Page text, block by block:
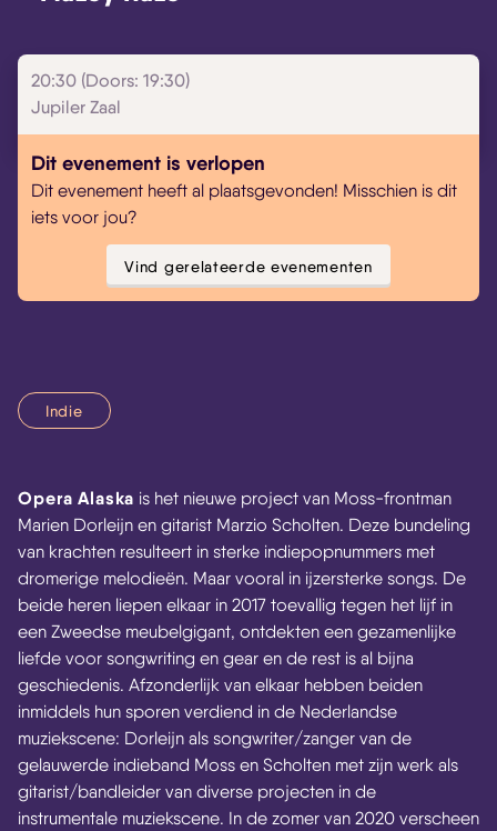
20:30 (Doors: 19:30)
Jupiler Zaal
Dit evenement is verlopen
Dit evenement heeft al plaatsgevonden! Misschien is dit
iets voor jou?
Vind gerelateerde evenementen
Indie
Opera Alaska is het nieuwe project van Moss-frontman
Marien Dorleijn en gitarist Marzio Scholten. Deze bundeling
van krachten resulteert in sterke indiepopnummers met
dromerige melodieën. Maar vooral in ijzersterke songs. De
beide heren liepen elkaar in 2017 toevallig tegen het lijf in
een Zweedse meubelgigant, ontdekten een gezamenlijke
liefde voor songwriting en gear en de rest is al bijna
geschiedenis. Afzonderlijk van elkaar hebben beiden
inmiddels hun sporen verdiend in de Nederlandse
muziekscene: Dorleijn als songwriter/zanger van de
gelauwerde indieband Moss en Scholten met zijn werk als
gitarist/bandleider van diverse projecten in de
instrumentale muziekscene. In de zomer van 2020 verscheen